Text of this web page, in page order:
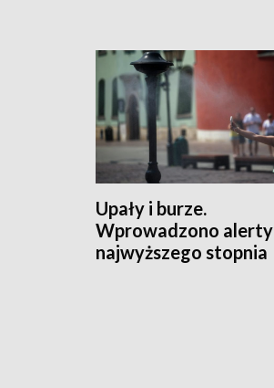
Upały i burze.
Wprowadzono alerty
najwyższego stopnia